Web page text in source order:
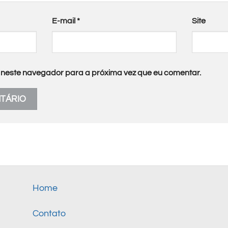
E-mail * Site
navegador para a próxima vez que eu comentar.
Home
Contato